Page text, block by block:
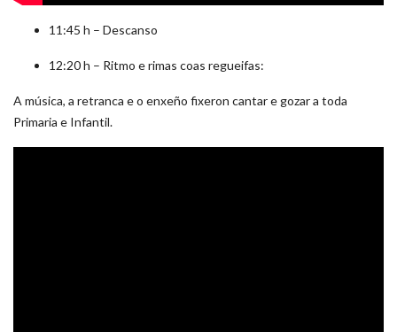
11:45 h – Descanso
12:20 h – Ritmo e rimas coas regueifas:
A música, a retranca e o enxeño fixeron cantar e gozar a toda
Primaria e Infantil.